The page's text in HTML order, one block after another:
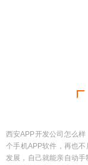
西安APP开发公司怎么
个手机APP软件，再也
发展，自己就能亲自动